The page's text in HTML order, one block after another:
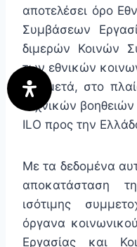
αποτελέσει όρο
Συμβάσεων
διμερών Κοινών
των εθνικών
και μετά, στο
τεχνικών
ILO προς την
Με τα δεδομένα
αποκατάσταση
ισότιμης
όργανα
Εργασίας και